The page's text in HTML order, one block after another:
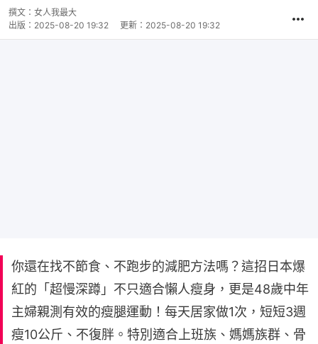
撰文： 女人我最大
出版： 2025-08-20 19:32 更新： 2025-08-20 19:32
你還在找不節食、不跑步的減肥方法嗎？這招日本爆
紅的「超慢深蹲」不只適合懶人瘦身，更是48歲中年
主婦親測有效的瘦腿運動！每天居家做1次，短短3週
瘦10公斤、不復胖。特別適合上班族、媽媽族群、骨